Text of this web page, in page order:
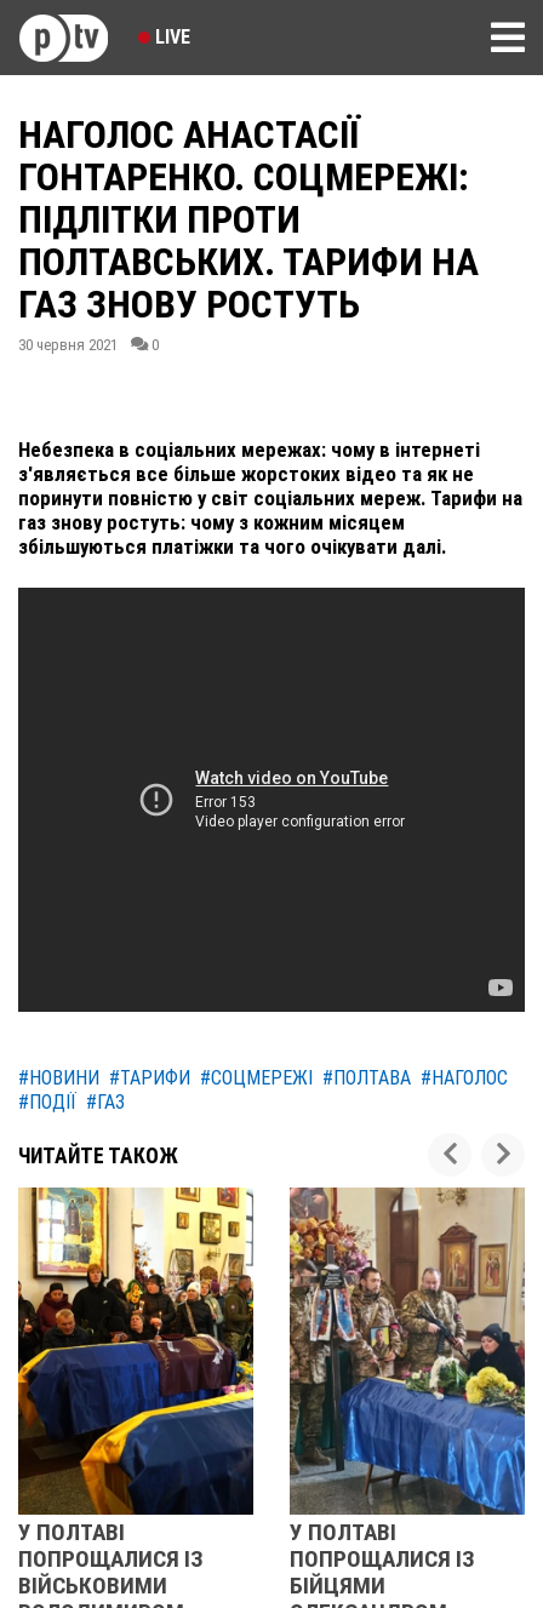
LIVE
НАГОЛОС АНАСТАСІЇ
ГОНТАРЕНКО. СОЦМЕРЕЖІ:
ПІДЛІТКИ ПРОТИ
ПОЛТАВСЬКИХ. ТАРИФИ НА
ГАЗ ЗНОВУ РОСТУТЬ
30 червня 2021 0
Небезпека в соціальних мережах: чому в інтернеті
з'являється все більше жорстоких відео та як не
поринути повністю у світ соціальних мереж. Тарифи на
газ знову ростуть: чому з кожним місяцем
збільшуються платіжки та чого очікувати далі.
#НОВИНИ #ТАРИФИ #СОЦМЕРЕЖІ #ПОЛТАВА #НАГОЛОС
#ПОДІЇ #ГАЗ
ЧИТАЙТЕ ТАКОЖ
ІЗ
ПОПРОЩАЛИСЯ ІЗ
2013